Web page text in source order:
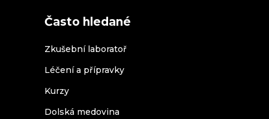
Často hledané
Zkušební laboratoř
Léčení a přípravky
Kurzy
Dolská medovina